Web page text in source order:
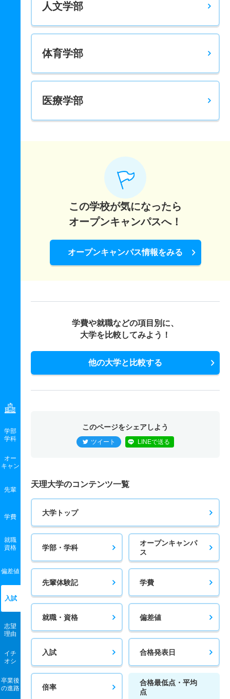
学部
学科
オー
キャン
先輩
学費
就職
資格
偏差値
入試
志望
理由
イチ
オシ
卒業後
の進路
人文学部
体育学部
医療学部
この学校が気になったら
オープンキャンパスへ！
オープンキャンパス情報をみる
学費や就職などの項目別に、
大学を比較してみよう！
他の大学と比較する
このページをシェアしよう
ツイート LINEで送る
天理大学のコンテンツ一覧
大学トップ
学部・学科
オープンキャンパ
ス
先輩体験記 学費
就職・資格 偏差値
入試 合格発表日
倍率
合格最低点・平均
点